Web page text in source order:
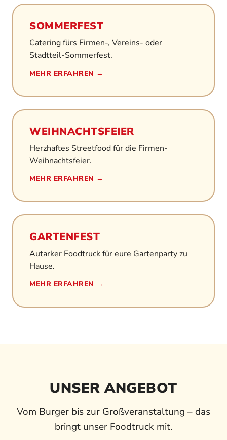
SOMMERFEST
Catering fürs Firmen-, Vereins- oder
Stadtteil-Sommerfest.
MEHR ERFAHREN →
WEIHNACHTSFEIER
Herzhaftes Streetfood für die Firmen-
Weihnachtsfeier.
MEHR ERFAHREN →
GARTENFEST
Autarker Foodtruck für eure Gartenparty zu
Hause.
MEHR ERFAHREN →
UNSER ANGEBOT
Vom Burger bis zur Großveranstaltung – das
bringt unser Foodtruck mit.